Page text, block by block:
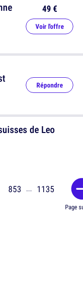
Répondre
49 €
Voir l'offre
de Leo
853 ... 1135
Page